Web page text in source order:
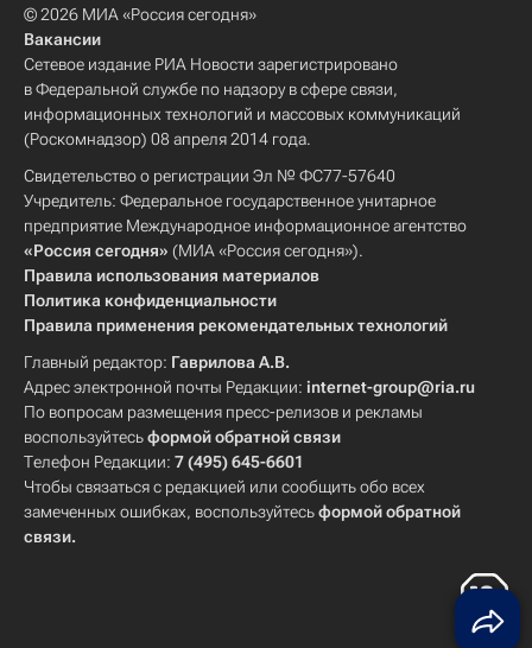
© 2026 МИА «Россия сегодня»
Вакансии
Сетевое издание РИА Новости зарегистрировано
в Федеральной службе по надзору в сфере связи,
информационных технологий и массовых коммуникаций
(Роскомнадзор) 08 апреля 2014 года.
Свидетельство о регистрации Эл № ФС77-57640
Учредитель: Федеральное государственное унитарное
предприятие Международное информационное агентство
«Россия сегодня» (МИА «Россия сегодня»).
Правила использования материалов
Политика конфиденциальности
Правила применения рекомендательных технологий
Главный редактор: Гаврилова А.В.
Адрес электронной почты Редакции: internet-group@ria.ru
По вопросам размещения пресс-релизов и рекламы
воспользуйтесьформой обратной связи
Телефон Редакции: 7 (495) 645-6601
Чтобы связаться с редакцией или сообщить обо всех
замеченных ошибках, воспользуйтесьформой обратной
связи.